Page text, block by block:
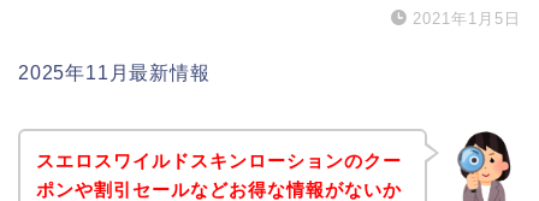
2021年1月5日
2025年11月最新情報
スエロスワイルドスキンローションのクー
ポンや割引セールなどお得な情報がないか